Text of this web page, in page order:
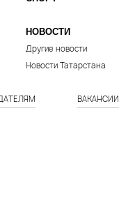
НОВОСТИ
Другие новости
Новости Татарстана
ВАКАНСИИ